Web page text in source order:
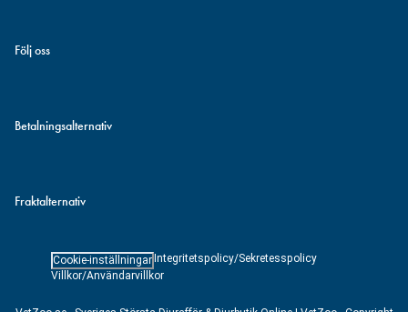
Följ oss
Betalningsalternativ
Fraktalternativ
Cookie-inställningar Integritetspolicy/Sekretesspolicy
Villkor/Användarvillkor